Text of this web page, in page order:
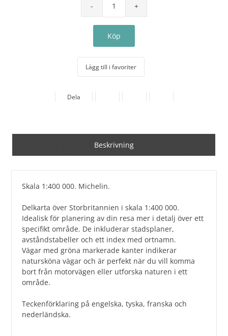
Lägg till i favoriter
Dela
Beskrivning
Skala 1:400 000. Michelin.
Delkarta över Storbritannien i skala 1:400 000.
Idealisk för planering av din resa mer i detalj över ett
specifikt område. De inkluderar stadsplaner,
avståndstabeller och ett index med ortnamn.
Vägar med gröna markerade kanter indikerar
natursköna vägar och är perfekt när du vill komma
bort från motorvägen eller utforska naturen i ett
område.
Teckenförklaring på engelska, tyska, franska och
nederländska.